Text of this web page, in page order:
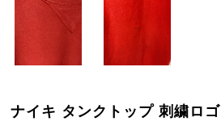
ナイキ タンクトップ 刺繍ロゴ